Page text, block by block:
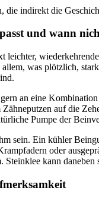
indirekt die
und wann
leichter,
was plötzlich,
an eine
auf die
Pumpe der
sein. Ein kühler
oder
kann